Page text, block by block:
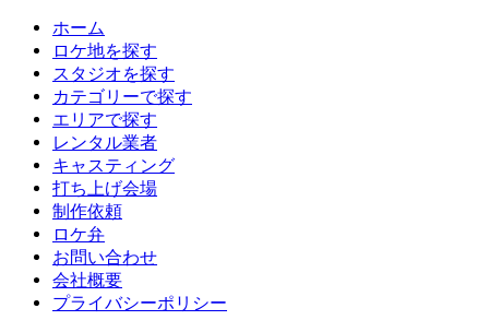
ホーム
ロケ地を探す
スタジオを探す
カテゴリーで探す
エリアで探す
レンタル業者
キャスティング
打ち上げ会場
制作依頼
ロケ弁
お問い合わせ
会社概要
プライバシーポリシー